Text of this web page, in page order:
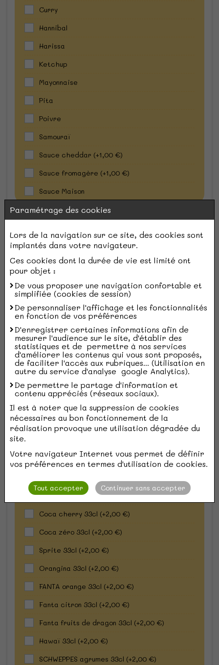
Curry
Hannibal
Harissa
Ketchup
Mayonnaise
Pita
Poivre
Samouraï
Sauce cheddar (+1,00 €)
Sauce fromagère (+1,00 €)
Sauce Maison
Crudités
Salade
Tomates
Oignons
Oignons frits
Cornichons
Olives
Poivrons
Piment jalapeno
ŒUF
(1 requis)
AVEC ŒUF
Boisson
Coca classique 33cl(+2,00 €)
Coca cherry 33cl (+2,00 €)
Coca zéro 33cl (+2,00 €)
Sprite 33cl (+2,00 €)
Orangina 33cl (+2,00 €)
FANTA orange 33cl (+2,00 €)
Fanta citron 33cl (+2,00 €)
Fanta fruits de dragon 33cl (+2,00 €)
Hawaï 33cl (+2,00 €)
SCHWEPPES agrumes 33cl (+2,00 €)
Paramétrage des cookies
Lors de la navigation sur ce site, des cookies sont
implantés dans votre navigateur.
Ces cookies dont la durée de vie est limité ont
pour objet :
De vous proposer une navigation confortable et
simplifiée (cookies de session)
De personnaliser l'affichage et les fonctionnalités
en fonction de vos préférences
D'enregistrer certaines informations afin de
mesurer l'audience sur le site, d'établir des
statistiques et de permettre à nos services
d'améliorer les contenus qui vous sont proposés,
de faciliter l'accès aux rubriques... (Utilisation en
autre du service d'analyse google Analytics).
De permettre le partage d'information et
contenu appréciés (réseaux sociaux).
Il est à noter que la suppression de cookies
nécessaires au bon fonctionnement de la
réalisation provoque une utilisation dégradée du
site.
Votre navigateur Internet vous permet de définir
vos préférences en termes d'utilisation de cookies.
Tout accepter Continuer sans accepter